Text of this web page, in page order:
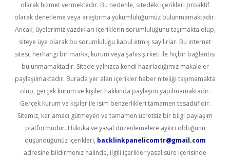
olarak hizmet vermektedir. Bu nedenle, sitedeki içerikleri proaktif
olarak denetleme veya araştırma yükümlülüğümüz bulunmamaktadır.
Ancak, üyelerimiz yazdıkları içeriklerin sorumluluğunu taşımakta olup,
siteye üye olarak bu sorumluluğu kabul etmiş sayılırlar. Bu internet
sitesi, herhangi bir marka, kurum veya şahıs şirketi ile hiçbir bağlantısı
bulunmamaktadır. Sitede yalnızca kendi hazırladığımız makaleler
paylaşılmaktadır. Burada yer alan içerikler haber niteliği taşımamakta
olup, gerçek kurum ve kişiler hakkında paylaşım yapılmamaktadır.
Gerçek kurum ve kişiler ile isim benzerlikleri tamamen tesadüfidir.
Sitemiz, kar amacı gütmeyen ve tamamen ücretsiz bir bilgi paylaşım
platformudur. Hukuka ve yasal düzenlemelere aykırı olduğunu
düşündüğünüz içerikleri, backlinkpanelicomtr@gmail.com
adresine bildirmeniz halinde, ilgili içerikler yasal süre içerisinde